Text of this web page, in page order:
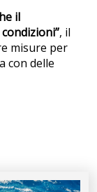
il
, il
misure per
con delle